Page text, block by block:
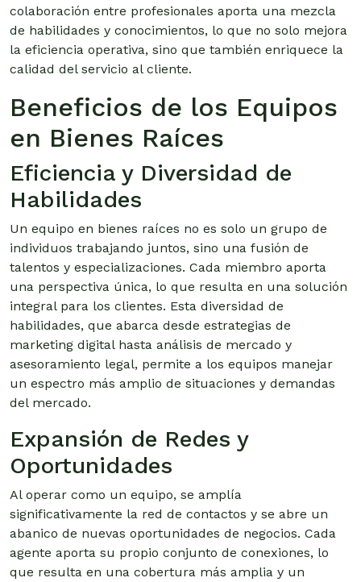
colaboración entre profesionales aporta una mezcla
de habilidades y conocimientos, lo que no solo mejora
la eficiencia operativa, sino que también enriquece la
calidad del servicio al cliente.
Beneficios de los Equipos
en Bienes Raíces
Eficiencia y Diversidad de
Habilidades
Un equipo en bienes raíces no es solo un grupo de
individuos trabajando juntos, sino una fusión de
talentos y especializaciones. Cada miembro aporta
una perspectiva única, lo que resulta en una solución
integral para los clientes. Esta diversidad de
habilidades, que abarca desde estrategias de
marketing digital hasta análisis de mercado y
asesoramiento legal, permite a los equipos manejar
un espectro más amplio de situaciones y demandas
del mercado.
Expansión de Redes y
Oportunidades
Al operar como un equipo, se amplía
significativamente la red de contactos y se abre un
abanico de nuevas oportunidades de negocios. Cada
agente aporta su propio conjunto de conexiones, lo
que resulta en una cobertura más amplia y un